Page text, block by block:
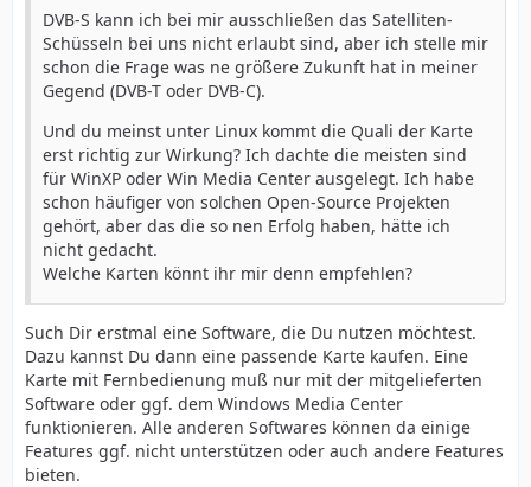
DVB-S kann ich bei mir ausschließen das Satelliten-
Schüsseln bei uns nicht erlaubt sind, aber ich stelle mir
schon die Frage was ne größere Zukunft hat in meiner
Gegend (DVB-T oder DVB-C).
Und du meinst unter Linux kommt die Quali der Karte
erst richtig zur Wirkung? Ich dachte die meisten sind
für WinXP oder Win Media Center ausgelegt. Ich habe
schon häufiger von solchen Open-Source Projekten
gehört, aber das die so nen Erfolg haben, hätte ich
nicht gedacht.
Welche Karten könnt ihr mir denn empfehlen?
Such Dir erstmal eine Software, die Du nutzen möchtest.
Dazu kannst Du dann eine passende Karte kaufen. Eine
Karte mit Fernbedienung muß nur mit der mitgelieferten
Software oder ggf. dem Windows Media Center
funktionieren. Alle anderen Softwares können da einige
Features ggf. nicht unterstützen oder auch andere Features
bieten.